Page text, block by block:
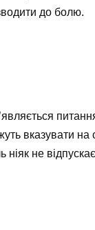
до болю.
вказувати
ніяк не